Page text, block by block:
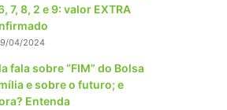
7, 8, 2 e 9: valor EXTRA
04/2024
fala sobre “FIM” do Bolsa
e sobre o futuro; e
Entenda